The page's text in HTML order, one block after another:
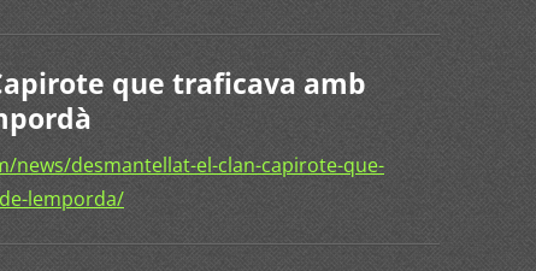
que traficava amb
news/desmantellat-el-clan-capirote-que-
lemporda/